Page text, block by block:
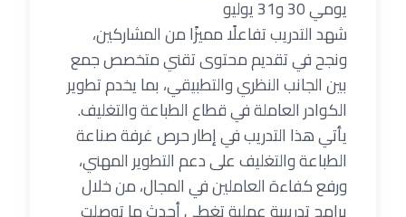
يومي 30 و31 يوليو
شهد التدريب تفاعلًا مميزًا من المشاركين،
ونجح في تقديم محتوى تقني متخصص جمع
بين الجانب النظري والتطبيقي، بما يخدم تطوير
الكوادر العاملة في قطاع الطباعة والتغليف.
يأتي هذا التدريب في إطار حرص غرفة صناعة
الطباعة والتغليف على دعم التطوير المهني،
ورفع كفاءة العاملين في المجال، من خلال
برامج تدريبية عملية تغطي أحدث ما توصلت